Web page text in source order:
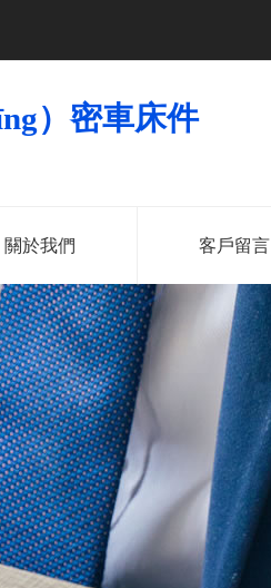
）密車床件
關於我們 客戶留言